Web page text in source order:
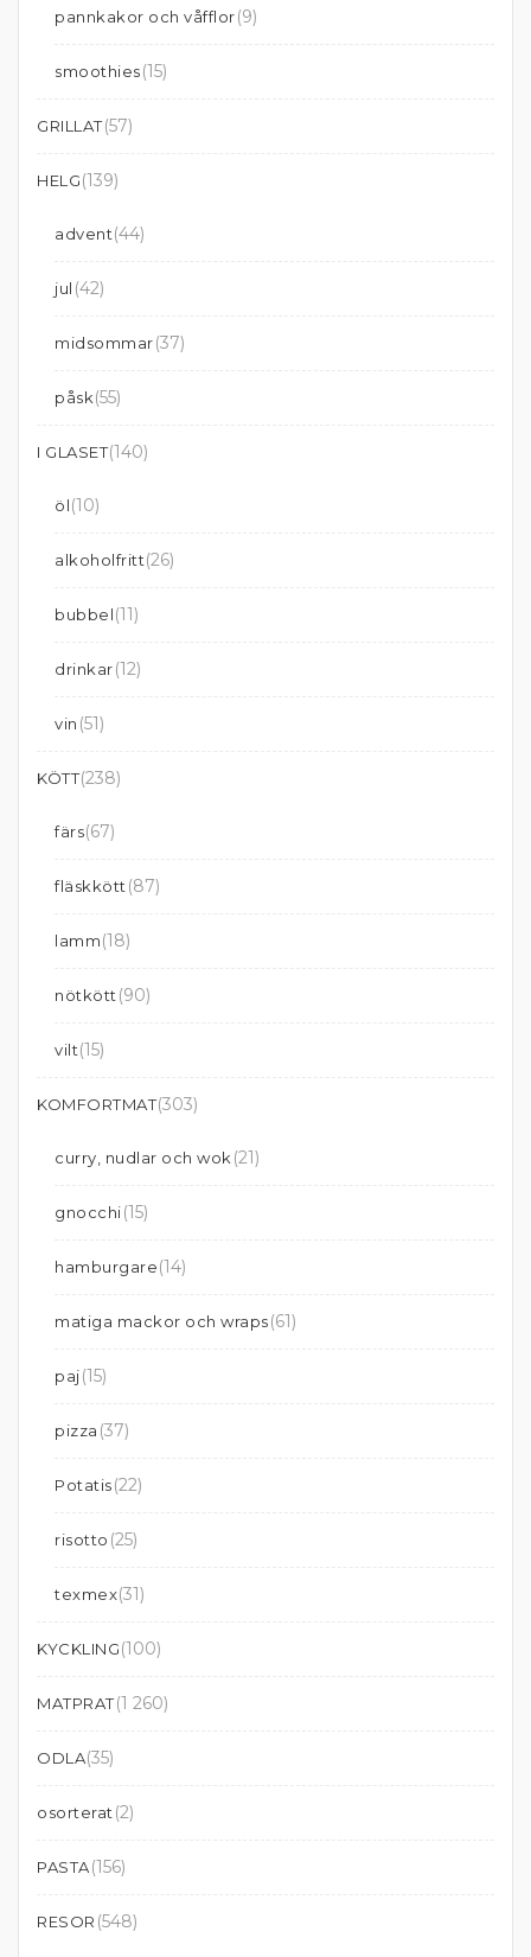
pannkakor och våfflor(9)
smoothies(15)
GRILLAT(57)
HELG(139)
advent(44)
jul (42)
midsommar(37)
påsk(55)
I GLASET(140)
öl(10)
alkoholfritt(26)
bubbel(11)
drinkar(12)
vin (51)
KÖTT(238)
färs(67)
fläskkött (87)
lamm(18)
nötkött (90)
vilt(15)
KOMFORTMAT(303)
curry, nudlar och wok (21)
gnocchi(15)
hamburgare(14)
matiga mackor och wraps(61)
paj(15)
pizza (37)
Potatis(22)
risotto (25)
texmex(31)
KYCKLING(100)
MATPRAT(1 260)
ODLA(35)
osorterat (2)
PASTA(156)
RESOR (548)